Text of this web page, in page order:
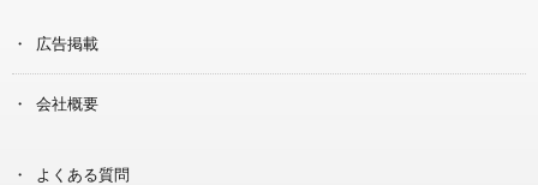
広告掲載
会社概要
よくある質問